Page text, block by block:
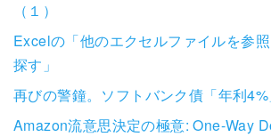
（１）
Excelの「他のエクセルファイルを参
探す」
再びの警鐘。ソフトバンク債「年利
Amazon流意思決定の極意: One-Way